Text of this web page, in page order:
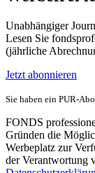
Unabhängiger
Lesen Sie
(jährliche
Jetzt abonnieren
Sie haben ein PUR-
FONDS
Gründen die
Werbeplatz zur
der Verantwortung